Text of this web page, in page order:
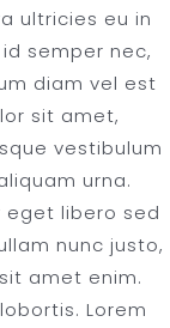
ultricies eu in
semper nec,
diam vel est
sit amet,
vestibulum
urna.
eget libero sed
nunc justo,
amet enim.
Lorem